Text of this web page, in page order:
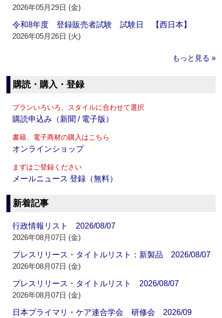
2026年05月29日 (金)
令和8年度 登録販売者試験 試験日 【西日本】
2026年05月26日 (火)
もっと見る »
購読・購入・登録
プランいろいろ、スタイルに合わせて選択
購読申込み（新聞 / 電子版）
書籍、電子商材の購入はこちら
オンラインショップ
まずはご登録ください
メールニュース 登録（無料）
新着記事
行政情報リスト 2026/08/07
2026年08月07日 (金)
プレスリリース・タイトルリスト：新製品 2026/08/07
2026年08月07日 (金)
プレスリリース・タイトルリスト 2026/08/07
2026年08月07日 (金)
日本プライマリ・ケア連合学会 研修会 2026/09